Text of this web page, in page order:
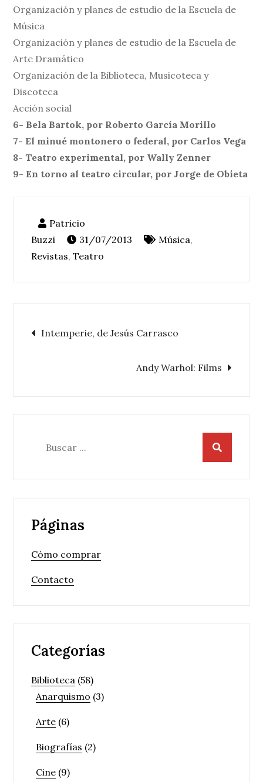
Organización y planes de estudio de la Escuela de
Música
Organización y planes de estudio de la Escuela de
Arte Dramático
Organización de la Biblioteca, Musicoteca y
Discoteca
Acción social
6- Bela Bartok, por Roberto García Morillo
7- El minué montonero o federal, por Carlos Vega
8- Teatro experimental, por Wally Zenner
9- En torno al teatro circular, por Jorge de Obieta
31/07/2013 Música,
Revistas,Teatro
Navegación
Intemperie, de Jesús Carrasco
Andy Warhol: Films
Páginas
Cómo comprar
Contacto
Categorías
Biblioteca (58)
Anarquismo (3)
Arte (6)
Biografías (2)
Cine (9)